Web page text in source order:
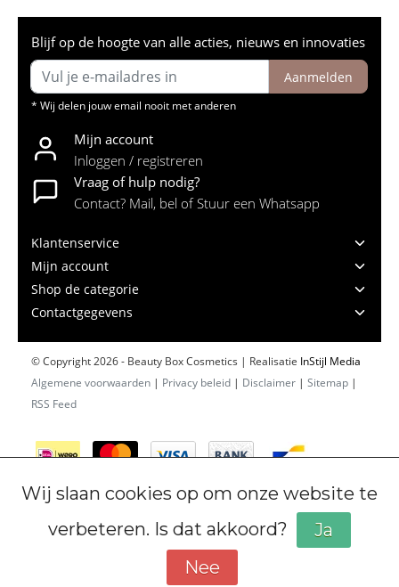
Blijf op de hoogte van alle acties, nieuws en innovaties
Aanmelden
* Wij delen jouw email nooit met anderen
Mijn account
Inloggen / registreren
Vraag of hulp nodig?
Contact? Mail, bel of Stuur een Whatsapp
Klantenservice
Mijn account
Shop de categorie
Contactgegevens
© Copyright 2026 - Beauty Box Cosmetics | Realisatie InStijl Media
Algemene voorwaarden | Privacy beleid | Disclaimer | Sitemap |
RSS Feed
Wij slaan cookies op om onze website te
verbeteren. Is dat akkoord?
Ja
Nee